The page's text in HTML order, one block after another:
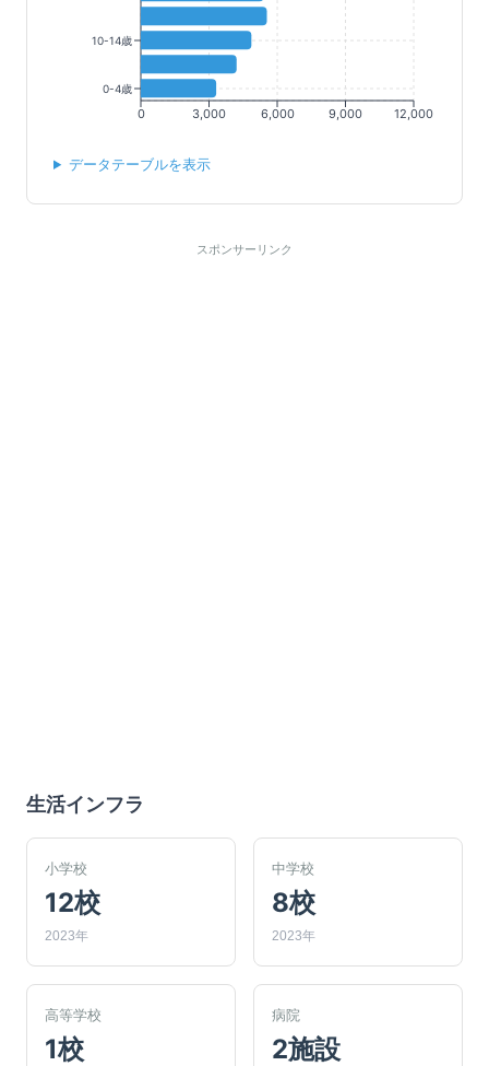
0 3,000 6,000 9,000 12,000
10-14歳
0-4歳
データテーブルを表示
スポンサーリンク
生活インフラ
小学校
12校
2023年
中学校
8校
2023年
高等学校
1校
病院
2施設